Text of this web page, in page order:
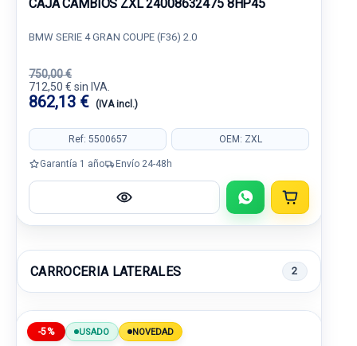
CAJA CAMBIOS ZXL 24008632475 8HP45
BMW SERIE 4 GRAN COUPE (F36) 2.0
750,00 €
712,50 € sin IVA.
862,13 € (IVA incl.)
Ref: 5500657 OEM: ZXL
Garantía 1 año Envío 24-48h
CARROCERIA LATERALES 2
-5% USADO NOVEDAD